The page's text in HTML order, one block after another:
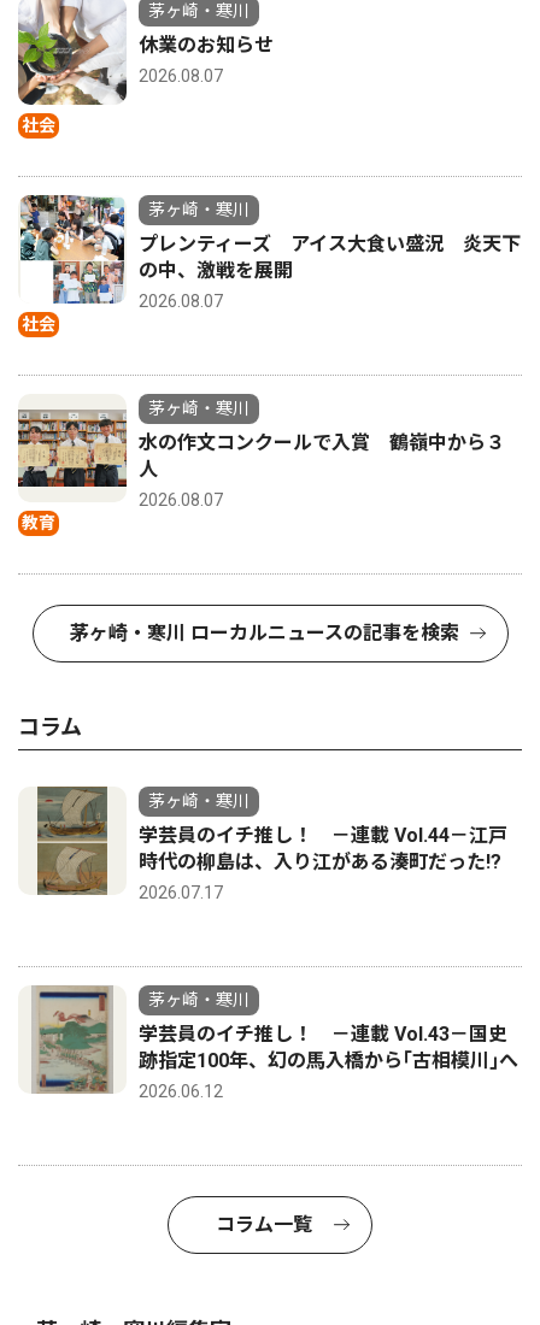
社会
茅ヶ崎・寒川
休業のお知らせ
2026.08.07
社会
茅ヶ崎・寒川
プレンティーズ アイス大食い盛況 炎天下
の中、激戦を展開
2026.08.07
教育
茅ヶ崎・寒川
水の作文コンクールで入賞 鶴嶺中から３
人
2026.08.07
茅ヶ崎・寒川 ローカルニュースの記事を検索
コラム
茅ヶ崎・寒川
学芸員のイチ推し！ －連載 Vol.44－江戸
時代の柳島は、入り江がある湊町だった!?
2026.07.17
茅ヶ崎・寒川
学芸員のイチ推し！ －連載 Vol.43－国史
跡指定100年、幻の馬入橋から｢古相模川｣へ
2026.06.12
コラム一覧